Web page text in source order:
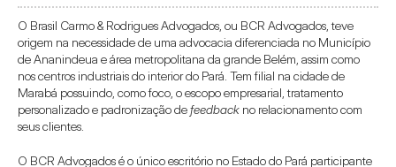
O Brasil Carmo & Rodrigues Advogados, ou BCR Advogados, teve
origem na necessidade de uma advocacia diferenciada no Município
de Ananindeua e área metropolitana da grande Belém, assim como
nos centros industriais do interior do Pará. Tem filial na cidade de
Marabá possuindo, como foco, o escopo empresarial, tratamento
personalizado e padronização de feedback no relacionamento com
seus clientes.
O BCR Advogados é o único escritório no Estado do Pará participante